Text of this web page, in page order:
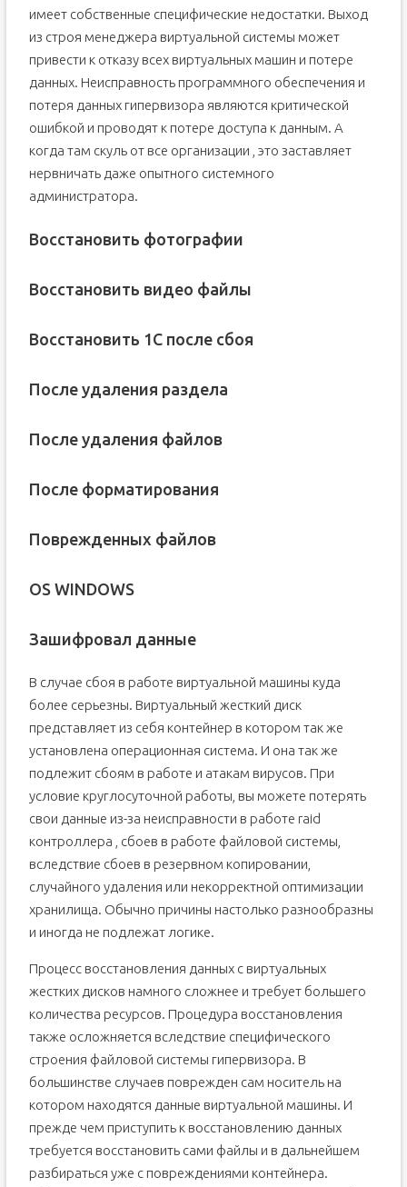
имеет собственные специфические недостатки. Выход
из строя менеджера виртуальной системы может
привести к отказу всех виртуальных машин и потере
данных. Неисправность программного обеспечения и
потеря данных гипервизора являются критической
ошибкой и проводят к потере доступа к данным. А
когда там скуль от все организации , это заставляет
нервничать даже опытного системного
администратора.
Восстановить фотографии
Восстановить видео файлы
Восстановить 1С после сбоя
После удаления раздела
После удаления файлов
После форматирования
Поврежденных файлов
OS WINDOWS
Зашифровал данные
В случае сбоя в работе виртуальной машины куда
более серьезны. Виртуальный жесткий диск
представляет из себя контейнер в котором так же
установлена операционная система. И она так же
подлежит сбоям в работе и атакам вирусов. При
условие круглосуточной работы, вы можете потерять
свои данные из-за неисправности в работе raid
контроллера , сбоев в работе файловой системы,
вследствие сбоев в резервном копировании,
случайного удаления или некорректной оптимизации
хранилища. Обычно причины настолько разнообразны
и иногда не подлежат логике.
Процесс восстановления данных с виртуальных
жестких дисков намного сложнее и требует большего
количества ресурсов. Процедура восстановления
также осложняется вследствие специфического
строения файловой системы гипервизора. В
большинстве случаев поврежден сам носитель на
котором находятся данные виртуальной машины. И
прежде чем приступить к восстановлению данных
требуется восстановить сами файлы и в дальнейшем
разбираться уже с повреждениями контейнера.